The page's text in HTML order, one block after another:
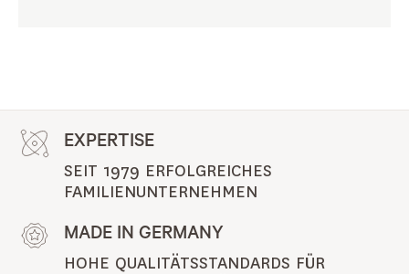
EXPERTISE
SEIT 1979 ERFOLGREICHES
FAMILIENUNTERNEHMEN
MADE IN GERMANY
HOHE QUALITÄTSSTANDARDS FÜR